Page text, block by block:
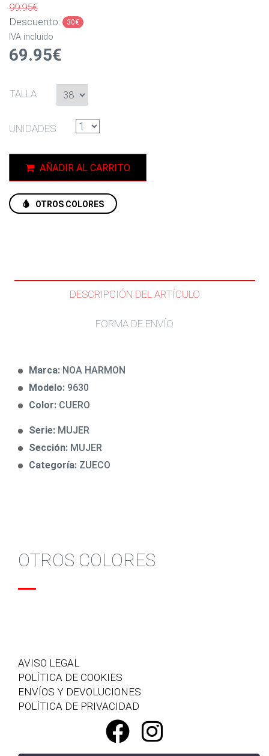
99.95€
Descuento:
30€
IVA incluido
69.95€
TALLA
UNIDADES
AÑADIR AL CARRITO
OTROS COLORES
DESCRIPCIÓN DEL ARTÍCULO
FORMA DE ENVÍO
Marca: NOA HARMON
Modelo: 9630
Color: CUERO
Serie: MUJER
Sección: MUJER
Categoría: ZUECO
OTROS COLORES
AVISO LEGAL
POLÍTICA DE COOKIES
ENVÍOS Y DEVOLUCIONES
POLÍTICA DE PRIVACIDAD